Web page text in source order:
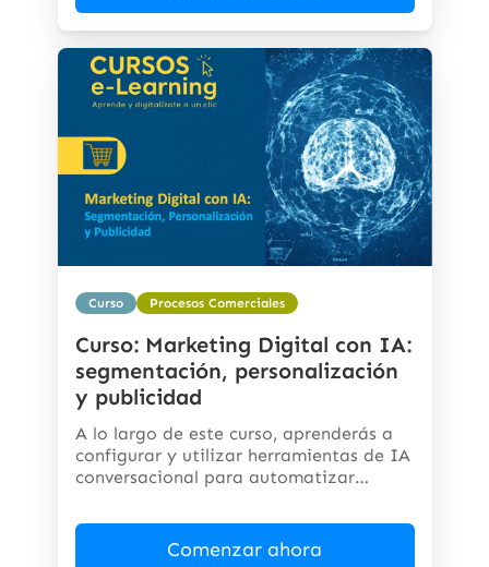
Curso Procesos Comerciales
Curso: Marketing Digital con IA:
segmentación, personalización
y publicidad
A lo largo de este curso, aprenderás a
configurar y utilizar herramientas de IA
conversacional para automatizar
Comenzar ahora